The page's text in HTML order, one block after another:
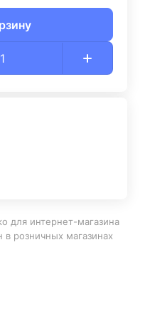
для интернет-магазина
в розничных магазинах